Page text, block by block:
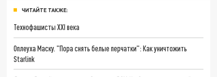
ЧИТАЙТЕ ТАКЖЕ:
Технофашисты XXI века
Оплеуха Маску. "Пора снять белые перчатки": Как уничтожить
Starlink